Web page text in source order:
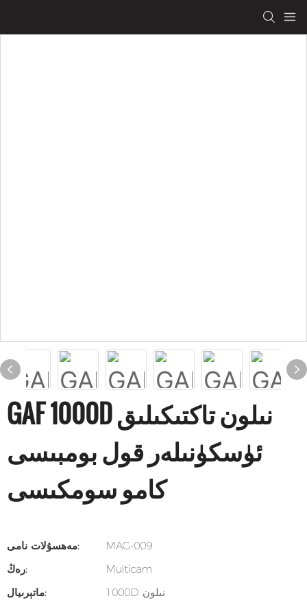
GAF 1000D نىلون تاكتىكىلىق
ئۈسكۈنىلەر قول بومبىسى
كامو سومكىسى
مەھسۇلات نامى:
MAG-009
رەڭ:
Multicam
ماتېرىيال:
1000D نىلون